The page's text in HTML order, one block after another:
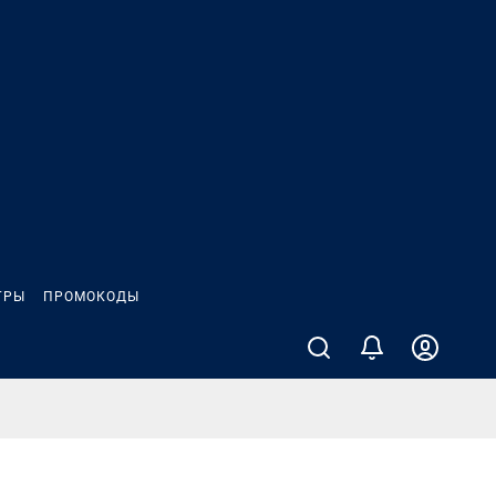
ПРОМОКОДЫ